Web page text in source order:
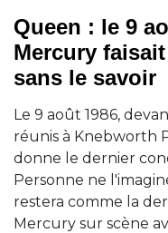
Queen : le 9
Mercury
sans le savoir
Le 9 août 1986,
réunis à Knebworth
donne le dernier
Personne ne
restera comme la
Mercury sur scène